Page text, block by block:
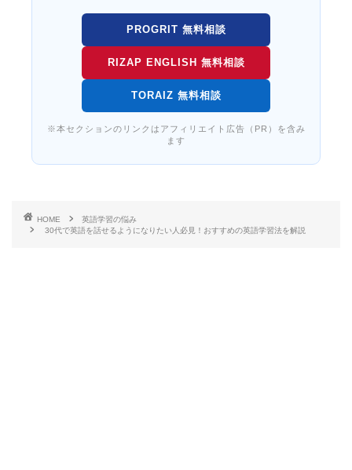
PROGRIT 無料相談
RIZAP ENGLISH 無料相談
TORAIZ 無料相談
※本セクションのリンクはアフィリエイト広告（PR）を含み
ます
HOME
英語学習の悩み
30代で英語を話せるようになりたい人必見！おすすめの英語学習法を解説